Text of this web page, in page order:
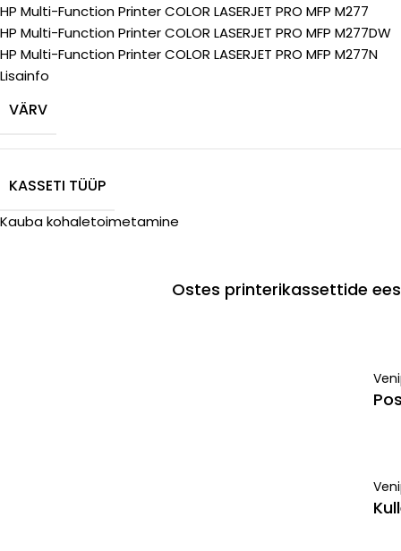
HP Multi-Function Printer COLOR LASERJET PRO MFP M277
HP Multi-Function Printer COLOR LASERJET PRO MFP M277DW
HP Multi-Function Printer COLOR LASERJET PRO MFP M277N
Lisainfo
VÄRV
KASSETI TÜÜP
Kauba kohaletoimetamine
Ostes printerikassettide